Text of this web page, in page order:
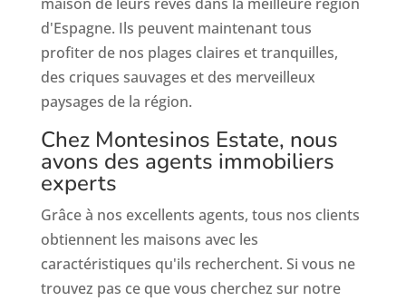
d'Espagne. Ils peuvent maintenant tous
profiter de nos plages claires et tranquilles,
des criques sauvages et des merveilleux
paysages de la région.
Chez Montesinos Estate, nous
avons des agents immobiliers
experts
Grâce à nos excellents agents, tous nos clients
obtiennent les maisons avec les
caractéristiques qu'ils recherchent. Si vous ne
trouvez pas ce que vous cherchez sur notre